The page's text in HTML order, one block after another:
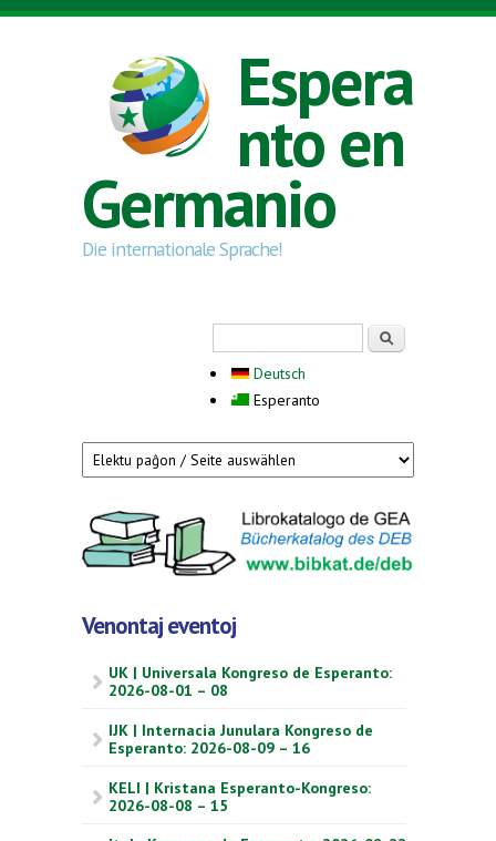
Skip to main content
Espera
nto en
Germanio
Die internationale Sprache!
Deutsch
Esperanto
Venontaj eventoj
UK | Universala Kongreso de Esperanto:
2026-08-01 – 08
IJK | Internacia Junulara Kongreso de
Esperanto: 2026-08-09 – 16
KELI | Kristana Esperanto-Kongreso:
2026-08-08 – 15